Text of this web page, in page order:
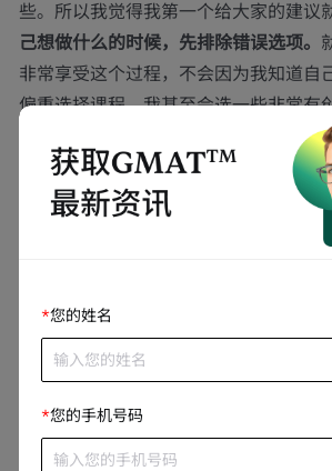
些。所以我觉得我第一个给大家的建议
己想做什么的时候，先排除错误选项。
非常享受这个过程，不会因为我知道自
偏重选择课程，我甚至会选一些非常有
记得当时有一个叫leadership through
当时教授会通过音乐、建筑和历史的角
程点点滴滴地启发我自己去了解我真正
而作为刚开学三个月的Oxford Saïd
为，“我觉得我自己整体来讲也是在不断
未来的一个过程中。我的从业经历我觉
是大家听完会觉得说你好像跳了好几个
从我自己来讲，我觉得还是合理的。我
业，我在中国和美国读了法学院，然后
块的律师。但是从业过程中，我慢慢发
*您的姓名
*您的手机号码